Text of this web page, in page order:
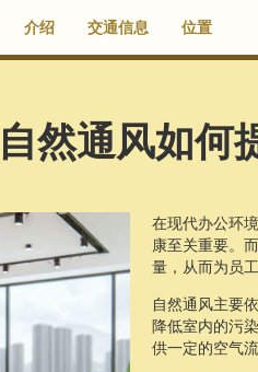
介绍 交通信息 位置
然通风如何
在现代办公环
康至关重要。
量，从而为员
自然通风主要
降低室内的污
供一定的空气